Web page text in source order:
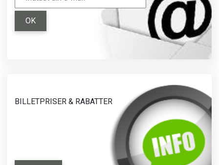
OK
BILLETPRISER & RABATTER